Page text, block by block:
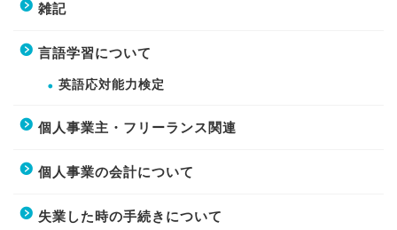
雑記
言語学習について
英語応対能力検定
個人事業主・フリーランス関連
個人事業の会計について
失業した時の手続きについて